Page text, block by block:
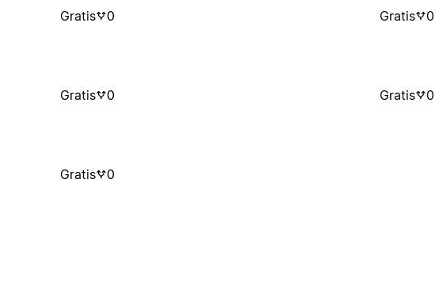
Gratis 0 Gratis 0
Gratis 0 Gratis 0
Gratis 0